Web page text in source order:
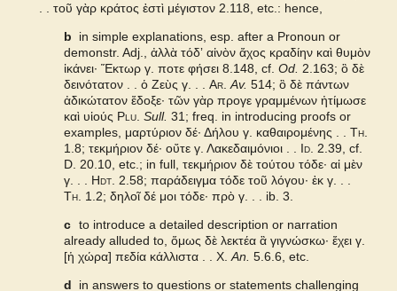
Pape
Cunliffe Homer
Slater Pindar
Abbott-Smith NT
Autenrieth Homer
Middle Liddell
. . τοῦ γὰρ κράτος ἐστὶ μέγιστον 2.118, etc.: hence,
b
in simple explanations, esp. after a Pronoun or
demonstr. Adj., ἀλλὰ τόδʼ αἰνὸν ἄχος κραδίην καὶ θυμὸν
ἱκάνει· Ἕκτωρ γ. ποτε φήσει 8.148, cf. Od. 2.163; ὃ δὲ
δεινότατον . . ὁ Ζεὺς γ.
Ar. Av. 514; ὃ δὲ πάντων
ἀδικώτατον ἔδοξε· τῶν γὰρ προγε γραμμένων ἠτίμωσε
καὶ υἱούς Plu. Sull. 31; freq. in introducing proofs or
examples, μαρτύριον δέ· Δήλου γ. καθαιρομένης
Th.
1.8; τεκμήριον δέ· οὔτε γ. Λακεδαιμόνιοι Id. 2.39, cf.
D. 20.10, etc.; in full, τεκμήριον δὲ τούτου τόδε· αἱ μὲν
γ.
Hdt. 2.58; παράδειγμα τόδε τοῦ λόγου· ἐκ γ.
Th. 1.2; δηλοῖ δέ μοι τόδε· πρὸ γ.
. . ib. 3.
c to introduce a detailed description or narration
already alluded to, ὅμως δὲ λεκτέα ἃ γιγνώσκω· ἔχει γ.
[ἡ χώρα] πεδία κάλλιστα
X. An. 5.6.6, etc.
d
in answers to questions or statements challenging